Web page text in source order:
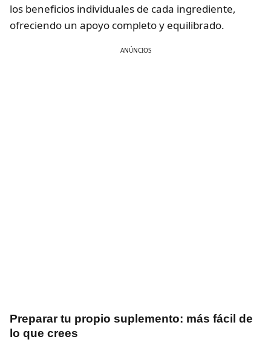
los beneficios individuales de cada ingrediente,
ofreciendo un apoyo completo y equilibrado.
ANÚNCIOS
Preparar tu propio suplemento: más fácil de
lo que crees